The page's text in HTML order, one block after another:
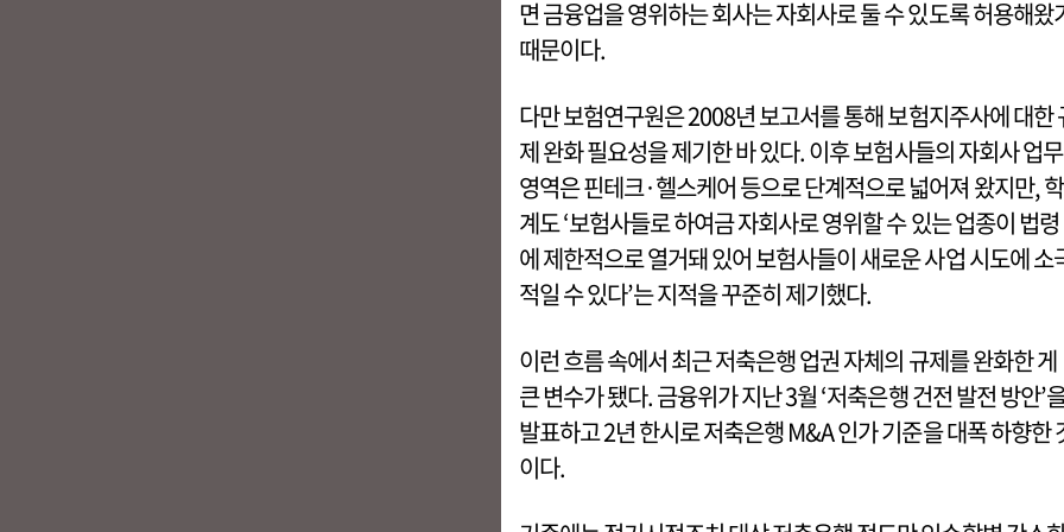
면 금융업을 영위하는 회사는 자회사로 둘 수 있도록 허용해왔
때문이다.
다만 보험연구원은 2008년 보고서를 통해 보험지주사에 대한
제 완화 필요성을 제기한 바 있다. 이후 보험사들의 자회사 업무
영역은 핀테크·헬스케어 등으로 단계적으로 넓어져 왔지만, 학
계도 ‘보험사들로 하여금 자회사로 영위할 수 있는 업종이 법령
에 제한적으로 열거돼 있어 보험사들이 새로운 사업 시도에 소
적일 수 있다’는 지적을 꾸준히 제기했다.
이런 흐름 속에서 최근 저축은행 업권 자체의 규제를 완화한 게
큰 변수가 됐다. 금융위가 지난 3월 ‘저축은행 건전 발전 방안’
발표하고 2년 한시로 저축은행 M&A 인가 기준을 대폭 하향한
이다.